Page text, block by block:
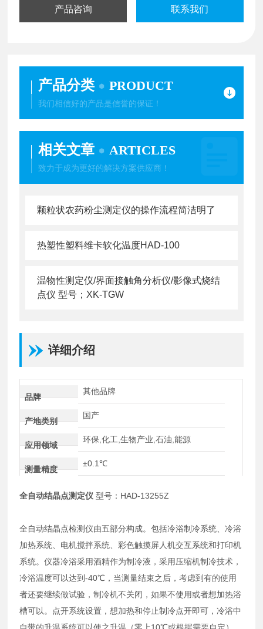
产品咨询 联系我们
产品分类 PRODUCT
我们相信好的产品是信誉的保证！
相关文章 ARTICLES
致力于成为更好的解决方案供应商！
颗粒状农药粉尘测定仪的操作流程简洁明了
热塑性塑料维卡软化温度HAD-100
温物性测定仪/界面接触角分析仪/影像式烧结
点仪 型号；XK-TGW
详细介绍
品牌
其他品牌
产地类别
国产
应用领域
环保,化工,生物产业,石油,能源
测量精度
±0.1℃
全自动结晶点测定仪 型号：HAD-13255Z
全自动结晶点检测仪由五部分构成。包括冷浴制冷系统、冷浴
加热系统、电机搅拌系统、彩色触摸屏人机交互系统和打印机
系统。仪器冷浴采用酒精作为制冷液，采用压缩机制冷技术，
冷浴温度可以达到-40℃，当测量结束之后，考虑到有的使用
者还要继续做试验，制冷机不关闭，如果不使用或者想加热浴
槽可以。点开系统设置，想加热和停止制冷点开即可，冷浴中